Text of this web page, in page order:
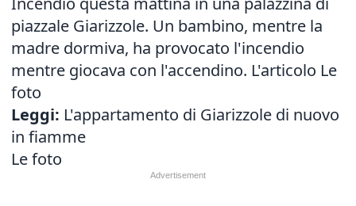
piazzale Giarizzole. Un bambino, mentre la
madre dormiva, ha provocato l'incendio
mentre giocava con l'accendino. L'articolo Le
foto
Leggi: L'appartamento di Giarizzole di nuovo
in fiamme
Le foto